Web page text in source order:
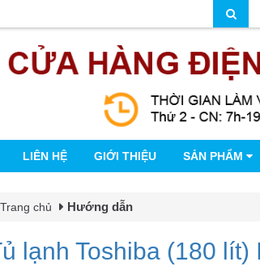
LIÊN HỆ GIỚI THIỆU SẢN PHẨM
Trang chủ Hướng dẫn
lạnh Toshiba (180 lít)